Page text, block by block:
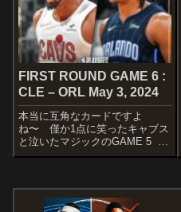
FIRST ROUND GAME 6 :
CLE – ORL May 3, 2024
本当に互角なカードですよ
ね〜 僅か1点に笑ったキャブス
と泣いたマジックのGAME 5 さ
ぁ、激戦必至の好カードの行方
MobleyMarcus Morris Sr....